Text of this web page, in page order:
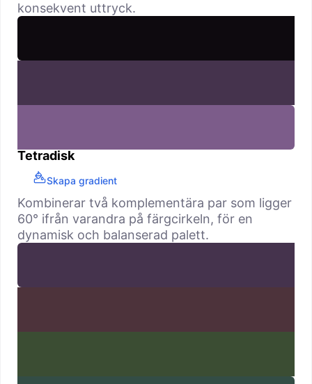
konsekvent uttryck.
Tetradisk
Skapa gradient
Kombinerar två komplementära par som ligger
60° ifrån varandra på färgcirkeln, för en
dynamisk och balanserad palett.